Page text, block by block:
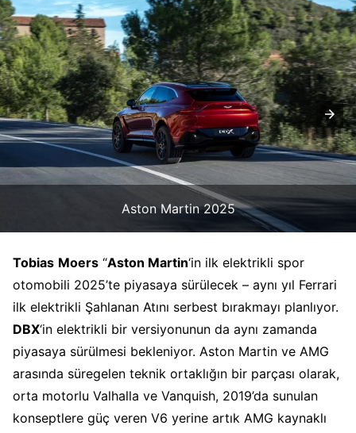
Aston Martin 2025
Tobias Moers “Aston Martin‘in ilk elektrikli spor
otomobili 2025’te piyasaya sürülecek – aynı yıl Ferrari
ilk elektrikli Şahlanan Atını serbest bırakmayı planlıyor.
DBX‘in elektrikli bir versiyonunun da aynı zamanda
piyasaya sürülmesi bekleniyor. Aston Martin ve AMG
arasında süregelen teknik ortaklığın bir parçası olarak,
orta motorlu Valhalla ve Vanquish, 2019’da sunulan
konseptlere güç veren V6 yerine artık AMG kaynaklı